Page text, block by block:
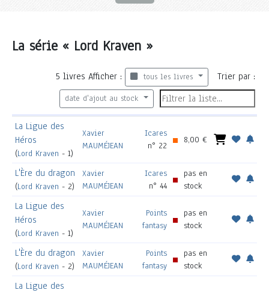
La série « Lord Kraven »
5 livresAfficher : tous les livres Trier par :
date d'ajout au stock
La Ligue des
Héros
(Lord Kraven - 1)
Xavier
MAUMÉJEAN
Icares
n° 22
8,00 €
L'Ère du dragon
(Lord Kraven - 2)
Xavier
MAUMÉJEAN
Icares
n° 44
pas en
stock
La Ligue des
Héros
(Lord Kraven - 1)
Xavier
MAUMÉJEAN
Points
fantasy
pas en
stock
L'Ère du dragon
(Lord Kraven - 2)
Xavier
MAUMÉJEAN
Points
fantasy
pas en
stock
La Ligue des